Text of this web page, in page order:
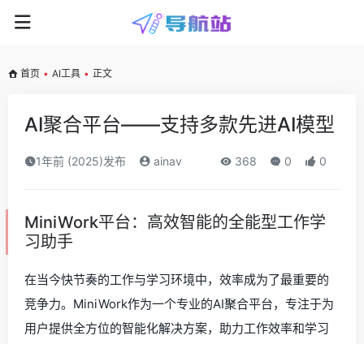
首页 • AI工具 • 正文
AI聚合平台——支持多款先进AI模型
1年前 (2025)发布 ainav 368 0 0
MiniWork平台：高效智能的全能型工作学
习助手
在当今快节奏的工作与学习环境中，效率成为了最重要的
竞争力。MiniWork作为一个专业的AI聚合平台，专注于为
用户提供全方位的智能化解决方案，助力工作效率和学习